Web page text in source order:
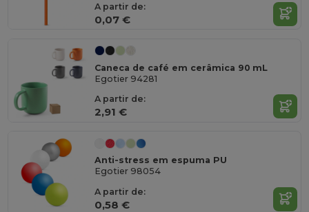
A partir de:
0,07 €
Caneca de café em cerâmica 90 mL
Egotier 94281
A partir de:
2,91 €
Anti-stress em espuma PU
Egotier 98054
A partir de:
0,58 €